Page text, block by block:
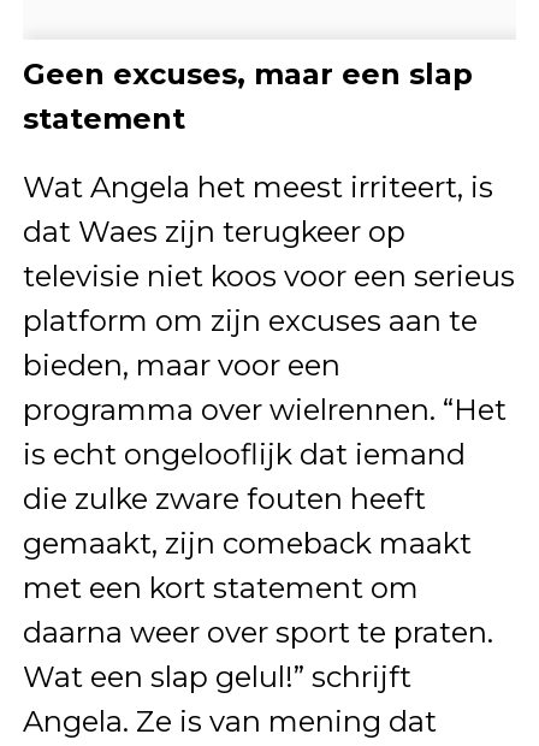
Geen excuses, maar een slap
statement
Wat Angela het meest irriteert, is
dat Waes zijn terugkeer op
televisie niet koos voor een serieus
platform om zijn excuses aan te
bieden, maar voor een
programma over wielrennen. “Het
is echt ongelooflijk dat iemand
die zulke zware fouten heeft
gemaakt, zijn comeback maakt
met een kort statement om
daarna weer over sport te praten.
Wat een slap gelul!” schrijft
Angela. Ze is van mening dat